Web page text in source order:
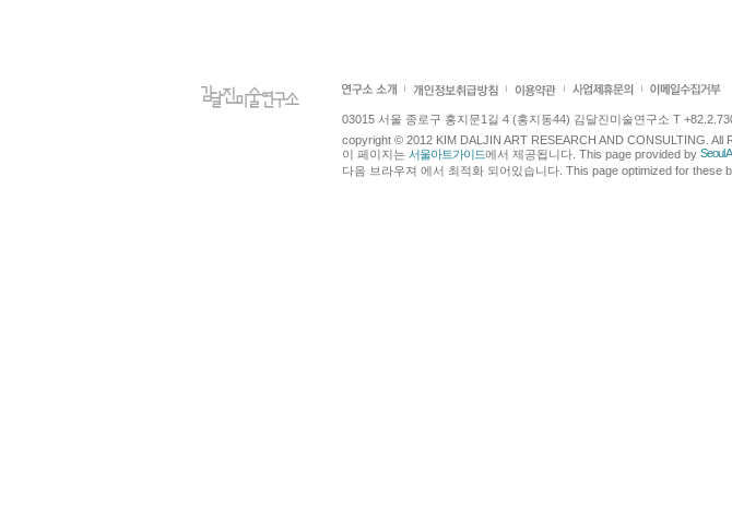
03015 서울 종로구 홍지문1길 4 (홍지동44) 김달진미술연구소 T
copyright © 2012 KIM DALJIN ART RESEARCH AND CONSULTING. All
이 페이지는 서울아트가이드에서 제공됩니다. This page provided by Seoul
다음 브라우져 에서 최적화 되어있습니다. This page optimized for these